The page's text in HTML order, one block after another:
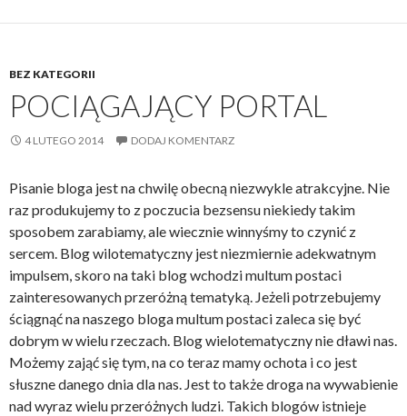
BEZ KATEGORII
POCIĄGAJĄCY PORTAL
4 LUTEGO 2014 DODAJ KOMENTARZ
Pisanie bloga jest na chwilę obecną niezwykle atrakcyjne. Nie
raz produkujemy to z poczucia bezsensu niekiedy takim
sposobem zarabiamy, ale wiecznie winnyśmy to czynić z
sercem. Blog wilotematyczny jest niezmiernie adekwatnym
impulsem, skoro na taki blog wchodzi multum postaci
zainteresowanych przeróżną tematyką. Jeżeli potrzebujemy
ściągnąć na naszego bloga multum postaci zaleca się być
dobrym w wielu rzeczach. Blog wielotematyczny nie dławi nas.
Możemy zająć się tym, na co teraz mamy ochota i co jest
słuszne danego dnia dla nas. Jest to także droga na wywabienie
nad wyraz wielu przeróżnych ludzi. Takich blogów istnieje